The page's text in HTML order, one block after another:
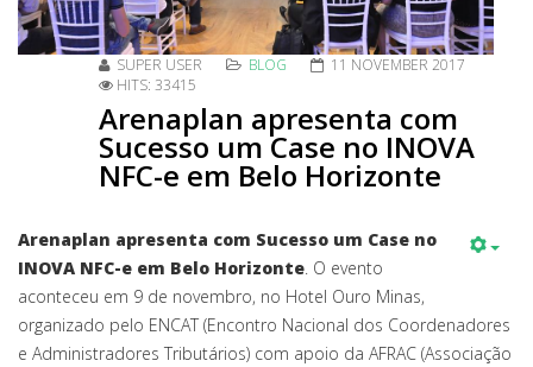
SUPER USER BLOG
11 NOVEMBER 2017
HITS: 33415
Arenaplan apresenta com
Sucesso um Case no INOVA
NFC-e em Belo Horizonte
Arenaplan apresenta com Sucesso um Case no
INOVA NFC-e em Belo Horizonte. O evento
aconteceu em 9 de novembro, no Hotel Ouro Minas,
organizado pelo ENCAT (Encontro Nacional dos Coordenadores
e Administradores Tributários) com apoio da AFRAC (Associação